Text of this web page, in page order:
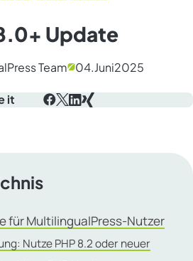
Update
Team 04.Juni2025
it
für MultilingualPress-Nutzer
Nutze PHP 8.2 oder neuer